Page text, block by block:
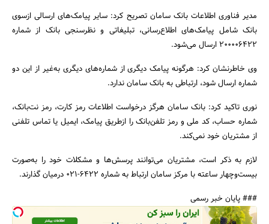
جستجو
مدیر فناوری اطلاعات بانک سامان تصریح کرد: سایر پیامک‌های ارسالی ازسوی
بانک شامل پیامک‌های اطلاع‌رسانی، تبلیغاتی و نظرسنجی بانک از شماره
200006422 ارسال می‌شود.
وی خاطرنشان کرد: هرگونه پیامک دیگری از شماره‌های دیگری به‌غیر از این دو
شماره ارسال شود، ارتباطی به بانک سامان ندارد.
نوری تاکید کرد: بانک سامان هرگز درخواست اطلاعات رمز کارت، رمز نت‌بانک،
شماره حساب، کد ملی و رمز تلفن‌بانک را ازطریق پیامک، ایمیل یا تماس تلفنی
از مشتریان خود نمی‌کند.
لازم به ذکر است، مشتریان می‌توانند پرسش‌ها و مشکلات خود را به‌صورت
بیست‌وچهار ساعته با مرکز سامان ارتباط به شماره 6422-021 درمیان گذارند.
### پایان خبر رسمی